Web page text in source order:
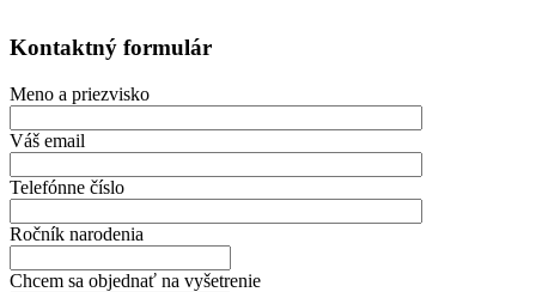
Kontaktný formulár
Meno a priezvisko
Váš email
Telefónne číslo
Ročník narodenia
Chcem sa objednať na vyšetrenie